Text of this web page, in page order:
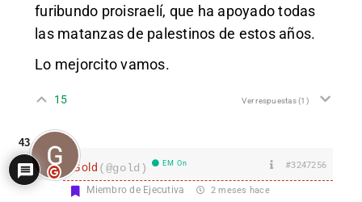
furibundo proisraelí, que ha apoyado todas
las matanzas de palestinos de estos años.
Lo mejorcito vamos.
15 Ver respuestas(1)
Gold (@gold) EM On #3247256
Miembro de Ejecutiva 2 meses hace
43